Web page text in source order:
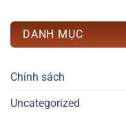
DANH MỤC
Chính sách
Uncategorized